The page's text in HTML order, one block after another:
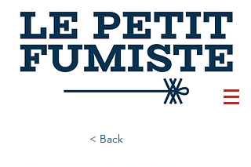
< Back